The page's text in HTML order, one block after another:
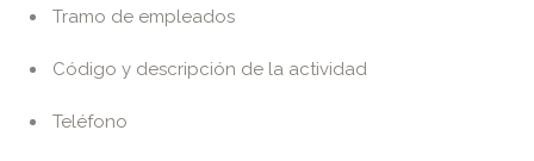
Tramo de empleados
Código y descripción de la actividad
Teléfono